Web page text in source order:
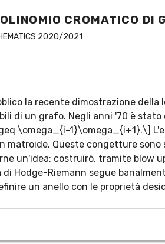
CROMATICO DI
2020/2021
la recente dimostrazione
di un grafo. Negli anni '70 è
\omega_{i-1}\omega_{i+1}.\]
Queste congetture
un'idea: costruirò, tramite blow
Hodge-Riemann segue
un anello con le proprietà